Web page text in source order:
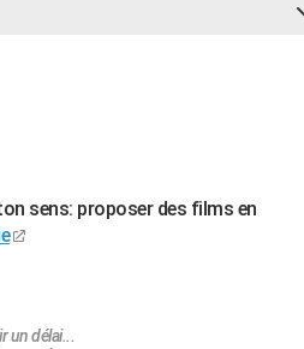
sens: proposer des films en
un délai...